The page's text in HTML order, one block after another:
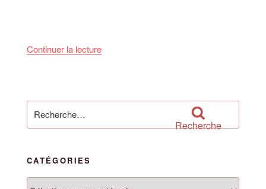
Continuer la lecturede
partir
pour
Recherche
CATÉGORIES